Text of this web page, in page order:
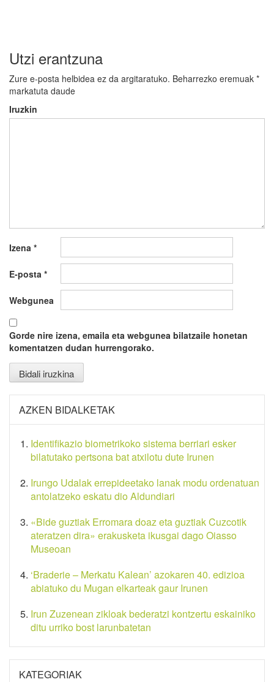
Utzi erantzuna
Zure e-posta helbidea ez da argitaratuko. Beharrezko eremuak *
markatuta daude
Iruzkin
Izena *
E-posta *
Webgunea
Gorde nire izena, emaila eta webgunea bilatzaile honetan
komentatzen dudan hurrengorako.
AZKEN BIDALKETAK
Identifikazio biometrikoko sistema berriari esker
bilatutako pertsona bat atxilotu dute Irunen
Irungo Udalak errepideetako lanak modu ordenatuan
antolatzeko eskatu dio Aldundiari
«Bide guztiak Erromara doaz eta guztiak Cuzcotik
ateratzen dira» erakusketa ikusgai dago Oiasso
Museoan
‘Braderie – Merkatu Kalean’ azokaren 40. edizioa
abiatuko du Mugan elkarteak gaur Irunen
Irun Zuzenean zikloak bederatzi kontzertu eskainiko
ditu urriko bost larunbatetan
KATEGORIAK